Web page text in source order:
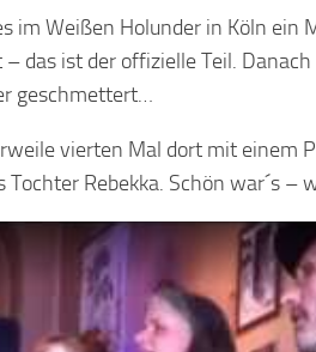
im Weißen Holunder in Köln
das ist der offizielle Teil.
geschmettert…
vierten Mal dort mit einem
Rebekka. Schön war´s –